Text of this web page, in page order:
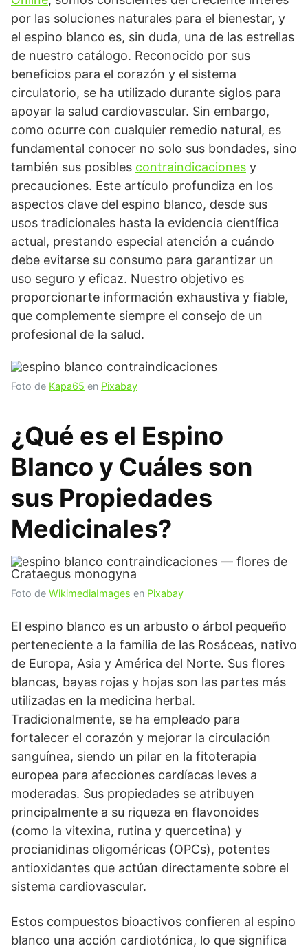
por las soluciones naturales para el bienestar, y
el espino blanco es, sin duda, una de las estrellas
de nuestro catálogo. Reconocido por sus
beneficios para el corazón y el sistema
circulatorio, se ha utilizado durante siglos para
apoyar la salud cardiovascular. Sin embargo,
como ocurre con cualquier remedio natural, es
fundamental conocer no solo sus bondades, sino
también sus posibles contraindicaciones y
precauciones. Este artículo profundiza en los
aspectos clave del espino blanco, desde sus
usos tradicionales hasta la evidencia científica
actual, prestando especial atención a cuándo
debe evitarse su consumo para garantizar un
uso seguro y eficaz. Nuestro objetivo es
proporcionarte información exhaustiva y fiable,
que complemente siempre el consejo de un
profesional de la salud.
Foto de Kapa65 en Pixabay
¿Qué es el Espino
Blanco y Cuáles son
sus Propiedades
Medicinales?
Foto de WikimediaImages en Pixabay
El espino blanco es un arbusto o árbol pequeño
perteneciente a la familia de las Rosáceas, nativo
de Europa, Asia y América del Norte. Sus flores
blancas, bayas rojas y hojas son las partes más
utilizadas en la medicina herbal.
Tradicionalmente, se ha empleado para
fortalecer el corazón y mejorar la circulación
sanguínea, siendo un pilar en la fitoterapia
europea para afecciones cardíacas leves a
moderadas. Sus propiedades se atribuyen
principalmente a su riqueza en flavonoides
(como la vitexina, rutina y quercetina) y
procianidinas oligoméricas (OPCs), potentes
antioxidantes que actúan directamente sobre el
sistema cardiovascular.
Estos compuestos bioactivos confieren al espino
blanco una acción cardiotónica, lo que significa